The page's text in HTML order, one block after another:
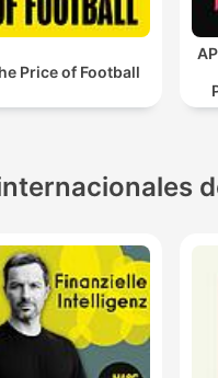
Price of Football